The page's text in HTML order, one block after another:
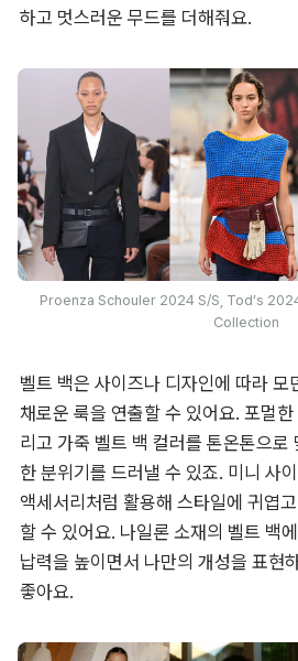
하고 멋스러운 무드를 더해줘요.
Proenza Schouler 2024 S/S, Tod’s
Collection
벨트 백은 사이즈나 디자인에 따라 모
채로운 룩을 연출할 수 있어요. 포멀
리고 가죽 벨트 백 컬러를 톤온톤으로
한 분위기를 드러낼 수 있죠. 미니 사
액세서리처럼 활용해 스타일에 귀엽
할 수 있어요. 나일론 소재의 벨트 백
납력을 높이면서 나만의 개성을 표현
좋아요.